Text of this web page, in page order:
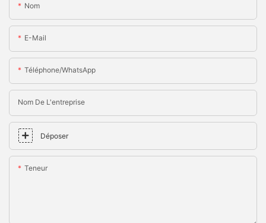
Nom
E-Mail
Téléphone/WhatsApp
Nom De L'entreprise
Déposer
Teneur